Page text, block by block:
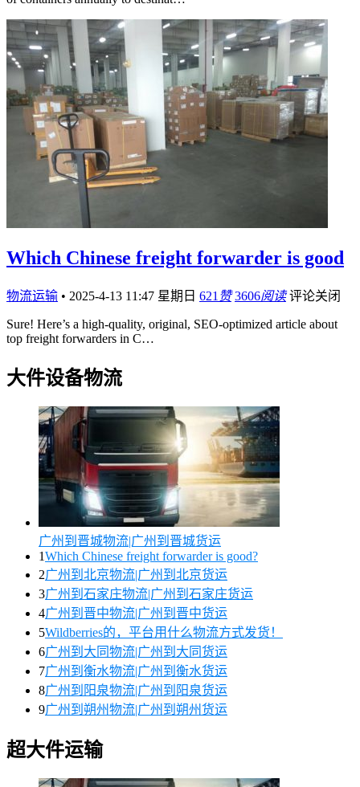
Which Chinese freight forwarder is good
物流运输 • 2025-4-13 11:47 星期日 621 赞 3606阅读 评论关闭
Sure! Here’s a high-quality, original, SEO-optimized article about
top freight forwarders in C…
大件设备物流
广州到晋城物流|广州到晋城货运
1Which Chinese freight forwarder is good?
2广州到北京物流|广州到北京货运
3广州到石家庄物流|广州到石家庄货运
4广州到晋中物流|广州到晋中货运
5Wildberries的，平台用什么物流方式发货！
6广州到大同物流|广州到大同货运
7广州到衡水物流|广州到衡水货运
8广州到阳泉物流|广州到阳泉货运
9广州到朔州物流|广州到朔州货运
超大件运输